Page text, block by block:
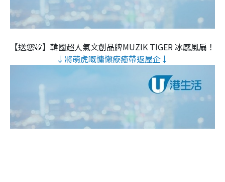
【送您🐯】韓國超人氣文創品牌MUZIK TIGER 冰感風扇！
↓將萌虎嘅慵懶療癒帶返屋企↓